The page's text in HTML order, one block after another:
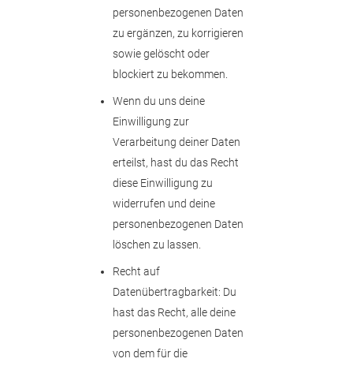
personenbezogenen Daten
zu ergänzen, zu korrigieren
sowie gelöscht oder
blockiert zu bekommen.
Wenn du uns deine
Einwilligung zur
Verarbeitung deiner Daten
erteilst, hast du das Recht
diese Einwilligung zu
widerrufen und deine
personenbezogenen Daten
löschen zu lassen.
Recht auf
Datenübertragbarkeit: Du
hast das Recht, alle deine
personenbezogenen Daten
von dem für die